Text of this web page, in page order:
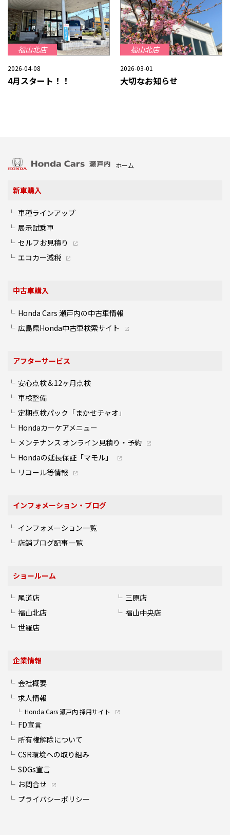
福山北店
2026-04-08
4月スタート！！
福山北店
2026-03-01
大切なお知らせ
ホーム
新車購入
車種ラインアップ
展示試乗車
セルフお見積り
エコカー減税
中古車購入
Honda Cars 瀬戸内の中古車情報
広島県Honda中古車検索サイト
アフターサービス
安心点検＆12ヶ月点検
車検整備
定期点検パック「まかせチャオ」
Hondaカーケアメニュー
メンテナンス オンライン見積り・予約
Hondaの延長保証「マモル」
リコール等情報
インフォメーション・ブログ
インフォメーション一覧
店舗ブログ記事一覧
ショールーム
尾道店
三原店
福山北店
福山中央店
世羅店
企業情報
会社概要
求人情報
Honda Cars 瀬戸内 採用サイト
FD宣言
所有権解除について
CSR環境への取り組み
SDGs宣言
お問合せ
プライバシーポリシー